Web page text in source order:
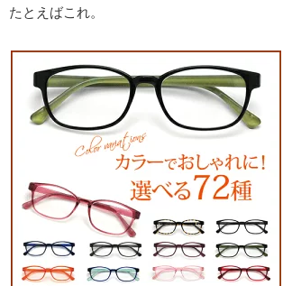
たとえばこれ。